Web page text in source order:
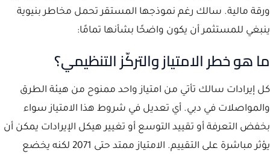
ورقة مالية. سالك رغم نموذجها المستقر تحمل مخاطر بنيوية
ينبغي للمستثمر أن يكون واضحًا بشأنها تمامًا:
ما هو خطر الامتياز والتركّز التنظيمي؟
كل إيرادات سالك تأتي من امتياز واحد ممنوح من هيئة الطرق
والمواصلات في دبي. أي تعديل في شروط هذا الامتياز سواء
بخفض التعرفة أو تقييد التوسع أو تغيير هيكل الإيرادات يمكن أن
يؤثر مباشرة على التقييم. الامتياز ممتد حتى 2071 لكنه يخضع